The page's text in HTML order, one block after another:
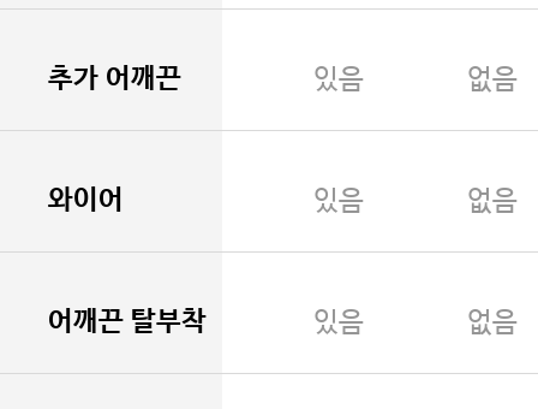
추가 어깨끈 있음 없음
와이어 있음 없음
어깨끈 탈부착 있음 없음